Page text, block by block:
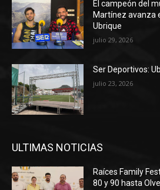
El campeón del
Martínez avanza
Ubrique
julio 29, 2026
Ser Deportivos:
julio 23, 2026
ULTIMAS NOTICIAS
Raíces Family
80 y 90 hasta